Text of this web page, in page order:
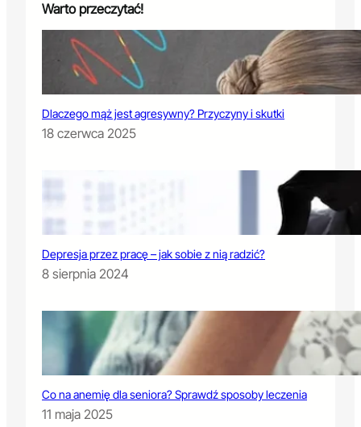
Warto przeczytać!
Dlaczego mąż jest agresywny? Przyczyny i skutki
18 czerwca 2025
Depresja przez pracę – jak sobie z nią radzić?
8 sierpnia 2024
Co na anemię dla seniora? Sprawdź sposoby leczenia
11 maja 2025